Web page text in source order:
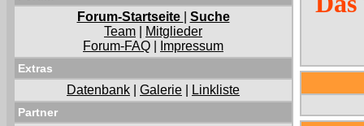
Forum-Startseite
Suche
Team
Mitglieder
Forum-FAQ
Impressum
Extras
Datenbank Galerie Linkliste
Partner